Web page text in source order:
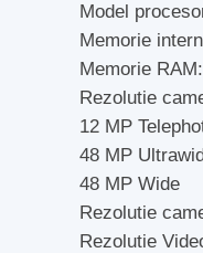
Model
Memorie
Memorie
Rezolutie
12 MP
48 MP
48 MP Wide
Rezolutie
Rezolutie